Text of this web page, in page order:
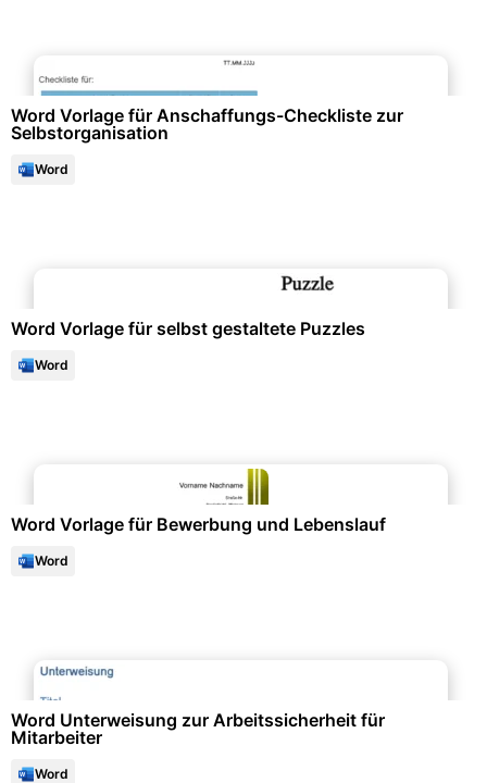
Word Vorlage für Anschaffungs-Checkliste zur
Selbstorganisation
Word
Word Vorlage für selbst gestaltete Puzzles
Word
Word Vorlage für Bewerbung und Lebenslauf
Word
Word Unterweisung zur Arbeitssicherheit für
Mitarbeiter
Word